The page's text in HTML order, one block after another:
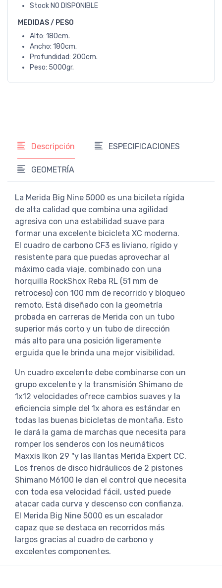
Stock NO DISPONIBLE
MEDIDAS / PESO
Alto: 180cm.
Ancho: 180cm.
Profundidad: 200cm.
Peso: 5000gr.
Descripción ESPECIFICACIONES
GEOMETRÍA
La Merida Big Nine 5000 es una bicileta rígida
de alta calidad que combina una agilidad
agresiva con una estabilidad suave para
formar una excelente bicicleta XC moderna.
El cuadro de carbono CF3 es liviano, rígido y
resistente para que puedas aprovechar al
máximo cada viaje, combinado con una
horquilla RockShox Reba RL (51 mm de
retroceso) con 100 mm de recorrido y bloqueo
remoto. Está diseñado con la geometría
probada en carreras de Merida con un tubo
superior más corto y un tubo de dirección
más alto para una posición ligeramente
erguida que le brinda una mejor visibilidad.
Un cuadro excelente debe combinarse con un
grupo excelente y la transmisión Shimano de
1x12 velocidades ofrece cambios suaves y la
eficiencia simple del 1x ahora es estándar en
todas las buenas bicicletas de montaña. Esto
le dará la gama de marchas que necesita para
romper los senderos con los neumáticos
Maxxis Ikon 29 "y las llantas Merida Expert CC.
Los frenos de disco hidráulicos de 2 pistones
Shimano M6100 le dan el control que necesita
con toda esa velocidad fácil, usted puede
atacar cada curva y descenso con confianza.
El Merida Big Nine 5000 es un escalador
capaz que se destaca en recorridos más
largos gracias al cuadro de carbono y
excelentes componentes.